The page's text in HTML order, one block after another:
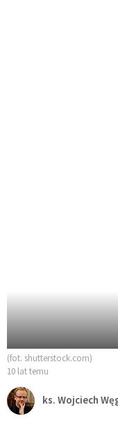
(fot. shutterstock.com)
10 lat temu
ks. Wojciech